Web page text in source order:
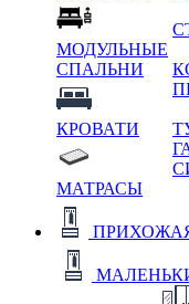
МОДУЛЬНЫЕ
СПАЛЬНИ
КРОВАТИ
МАТРАСЫ